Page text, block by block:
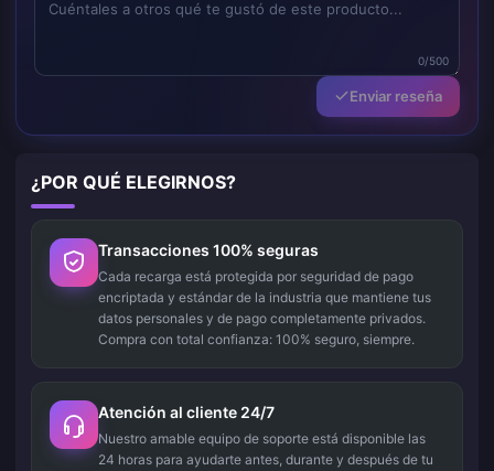
0/500
Enviar reseña
¿POR QUÉ ELEGIRNOS?
Transacciones 100% seguras
Cada recarga está protegida por seguridad de pago
encriptada y estándar de la industria que mantiene tus
datos personales y de pago completamente privados.
Compra con total confianza: 100% seguro, siempre.
Atención al cliente 24/7
Nuestro amable equipo de soporte está disponible las
24 horas para ayudarte antes, durante y después de tu